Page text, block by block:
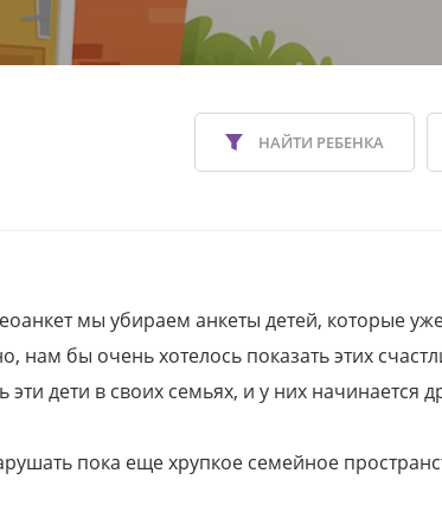
НАЙТИ РЕБЕНКА
мы убираем анкеты детей, которые
нам бы очень хотелось показать этих
дети в своих семьях, и у них начинается
пока еще хрупкое семейное